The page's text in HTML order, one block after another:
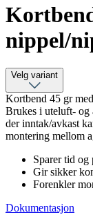
nippel/
Velg variant
Kortbend 45 gr
Brukes i uteluft- og
der inntak/avkast
montering mellom
Sparer tid og
Gir sikker
Forenkler
Dokumentasjon